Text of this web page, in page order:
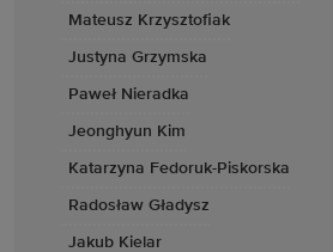
Mateusz Krzysztofiak
Justyna Grzymska
Paweł Nieradka
Jeonghyun Kim
Katarzyna Fedoruk-Piskorska
Radosław Gładysz
Jakub Kielar